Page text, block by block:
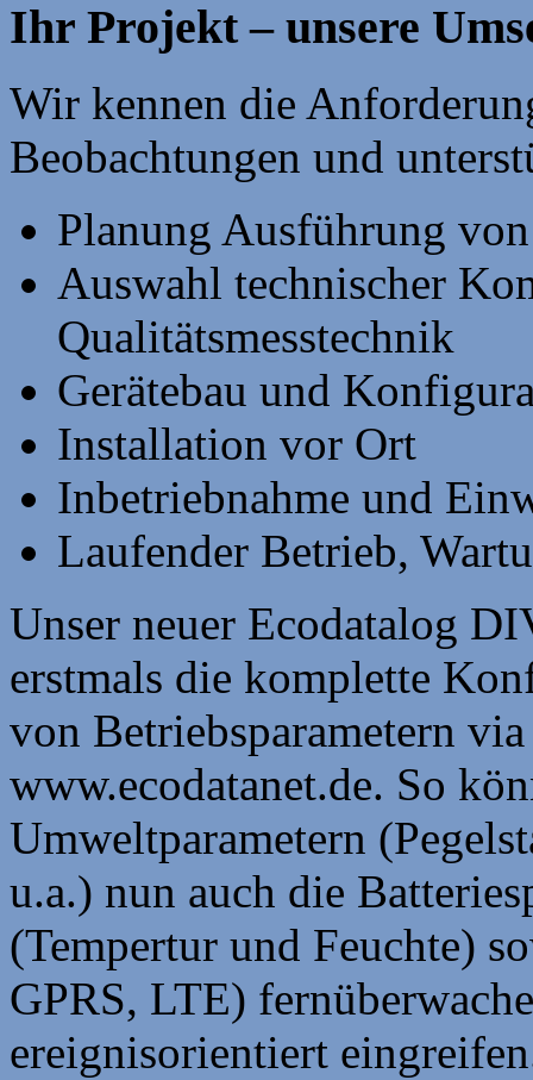
Ihr Projekt – unsere
Wir kennen die
Beobachtungen und
Planung Ausführung
Auswahl technischer
Qualitätsmesstechnik
Gerätebau und
Installation vor Ort
Inbetriebnahme und
Laufender Betrieb,
Unser neuer Ecodatalog
erstmals die komplette
von Betriebsparametern
www.ecodatanet.de. So
Umweltparametern
u.a.) nun auch die
(Tempertur und Feuchte)
GPRS, LTE)
ereignisorientiert